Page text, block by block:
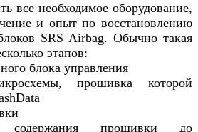
все необходимое оборудование,
и опыт по восстановлению
SRS Airbag. Обычно такая
этапов:
блока управления
прошивка которой
содержания прошивки до